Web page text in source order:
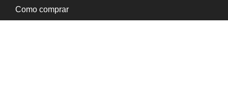
Como comprar